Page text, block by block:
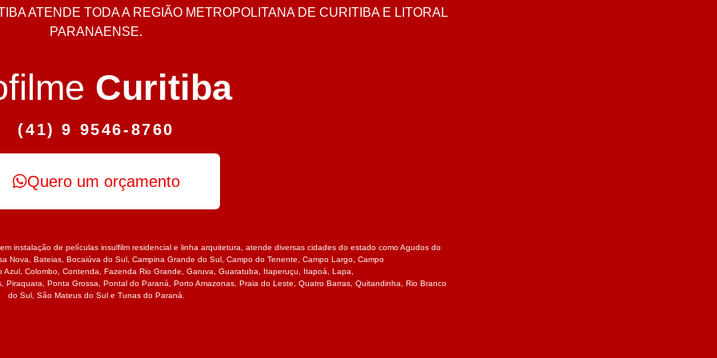
ATENDE TODA A REGIÃO METROPOLITANA DE CURITIBA E LITORAL
PARANAENSE.
Curitiba
(41) 9 9546-8760
Quero um orçamento
instalação de películas insulfilm residencial e linha arquitetura, atende diversas cidades do estado comoAgudos do
Nova
,Bateias ,Bocaiúva do Sul ,Campina Grande do Sul ,Campo do Tenente ,Campo Largo ,Campo
Azul, Colombo, Contenda Fazenda Rio Grande Garuva Guaratuba Itaperuçu Itapoá Lapa
, Piraquara Ponta Grossa Pontal do Paraná Porto Amazonas, Praia do Leste Quatro Barras, Quitandinha
Rio Branco
do Sul, São Mateus do Sule Tunas do Paraná.